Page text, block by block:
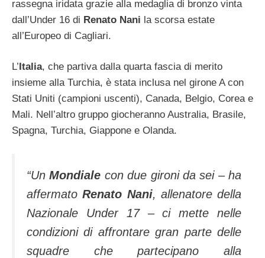
rassegna iridata grazie alla medaglia di bronzo vinta
dall’Under 16 di Renato Nani la scorsa estate
all’Europeo di Cagliari.
L’ Italia, che partiva dalla quarta fascia di merito
insieme alla Turchia, è stata inclusa nel girone A con
Stati Uniti (campioni uscenti), Canada, Belgio, Corea e
Mali. Nell’altro gruppo giocheranno Australia, Brasile,
Spagna, Turchia, Giappone e Olanda.
“UnMondiale con due gironi da sei – ha
affermatoRenato Nani, allenatore della
Nazionale Under 17 – ci mette nelle
condizioni di affrontare gran parte delle
squadre che partecipano alla